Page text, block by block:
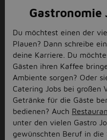
Gastronomie
Du möchtest einen der
Plauen? Dann schreibe
deine Karriere. Du
Gästen ihren Kaffee
Ambiente sorgen? Oder
Catering Jobs bei großen
Getränke für die Gäste
bedienen? Auch
unter den vielen Gastro
gewünschten Beruf in die